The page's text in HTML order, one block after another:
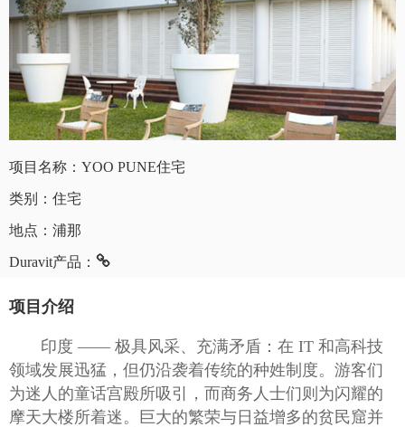
项目名称：YOO PUNE住宅
类别：住宅
地点：浦那
Duravit产品：
项目介绍
印度 —— 极具风采、充满矛盾：在 IT 和高科技
领域发展迅猛，但仍沿袭着传统的种姓制度。游客们
为迷人的童话宫殿所吸引，而商务人士们则为闪耀的
摩天大楼所着迷。巨大的繁荣与日益增多的贫民窟并